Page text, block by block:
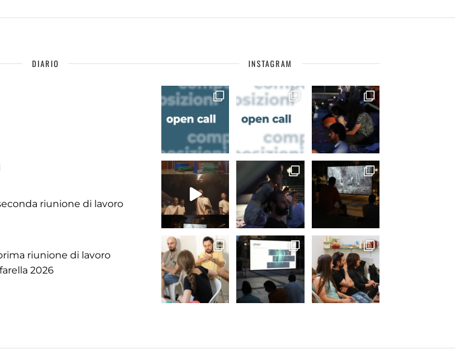
DIARIO
riunione di lavoro
riunione di lavoro
2026
INSTAGRAM